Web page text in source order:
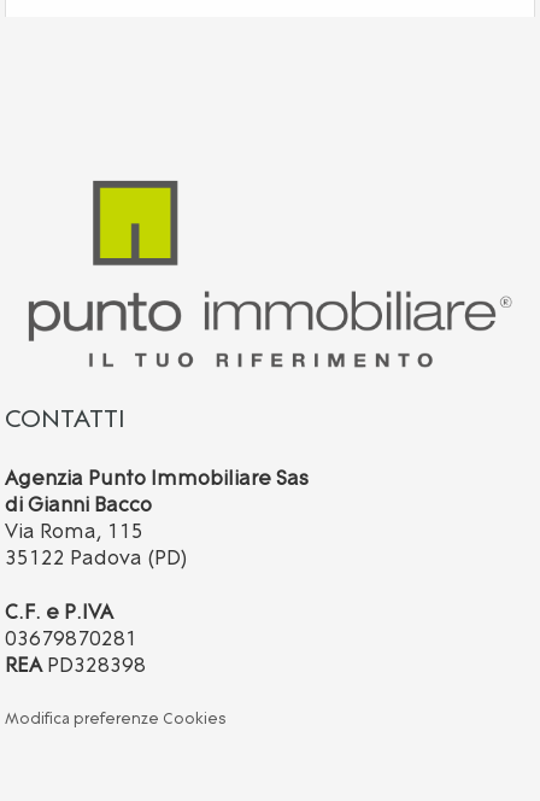
CONTATTI
Agenzia Punto Immobiliare Sas
di Gianni Bacco
Via Roma, 115
35122 Padova (PD)
C.F. e P.IVA
03679870281
REA PD328398
Modifica preferenze Cookies